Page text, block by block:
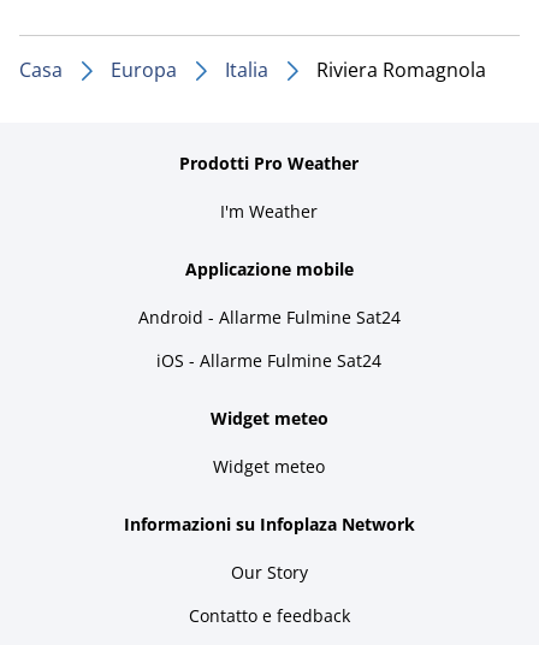
Casa Europa Italia Riviera Romagnola
Prodotti Pro Weather
I'm Weather
Applicazione mobile
Android - Allarme Fulmine Sat24
iOS - Allarme Fulmine Sat24
Widget meteo
Widget meteo
Informazioni su Infoplaza Network
Our Story
Contatto e feedback